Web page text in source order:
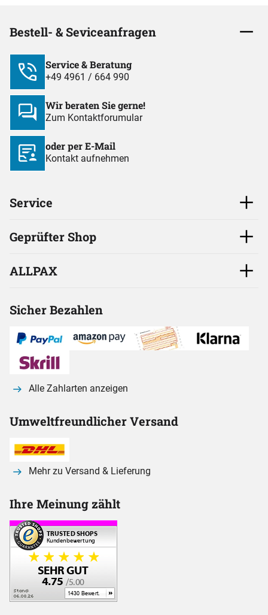
Bestell- & Seviceanfragen
Service & Beratung
+49 4961 / 664 990
Wir beraten Sie gerne!
Zum Kontaktforumular
oder per E-Mail
Kontakt aufnehmen
Service
Geprüfter Shop
ALLPAX
Sicher Bezahlen
Alle Zahlarten anzeigen
Umweltfreundlicher Versand
Mehr zu Versand & Lieferung
Ihre Meinung zählt